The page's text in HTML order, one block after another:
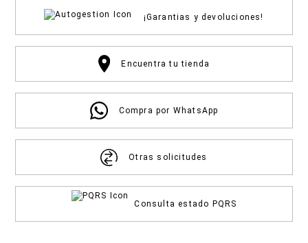
¡Garantias y devoluciones!
Encuentra tu tienda
Compra por WhatsApp
Otras solicitudes
Consulta estado PQRS